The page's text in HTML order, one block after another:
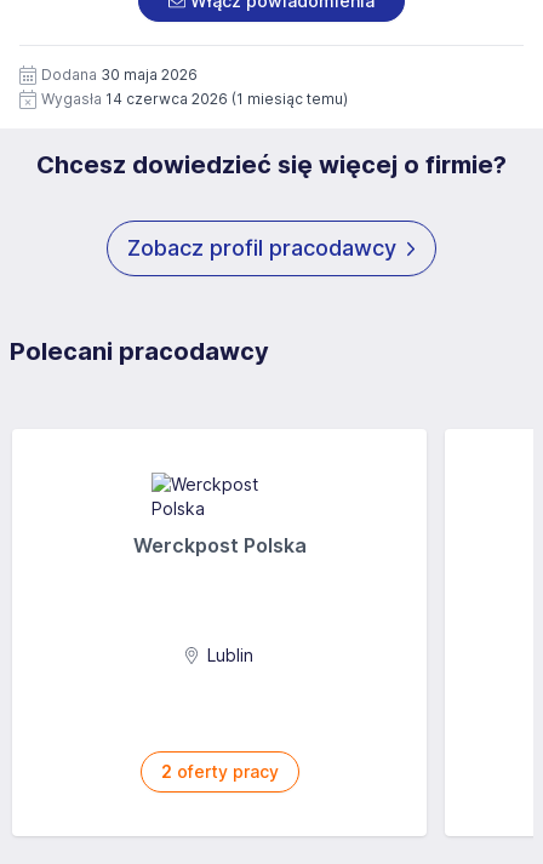
siedziby administratora.
https://www.workprofit.pl/klauzula-informacyjna.html
wizerunku), na potrzeby przyszłych rekrutacji przez okres
12 miesięcy. Zgoda jest dobrowolna i może być w każdym
czasie wycofana.
Dodana 30 maja 2026
Wygasła 14 czerwca 2026 (1 miesiąc temu)
Chcesz dowiedzieć się więcej o firmie?
Zobacz profil pracodawcy
Polecani pracodawcy
Werckpost Polska
Lublin
2 oferty pracy